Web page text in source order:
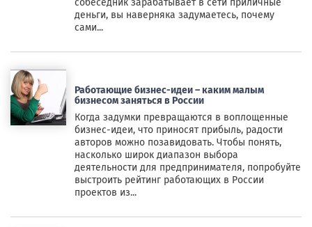
собеседник зарабатывает в сети приличные
деньги, вы наверняка задумаетесь, почему
сами...
Работающие бизнес-идеи – каким малым
бизнесом заняться в России
Когда задумки превращаются в воплощенные
бизнес-идеи, что приносят прибыль, радости
авторов можно позавидовать. Чтобы понять,
насколько широк диапазон выбора
деятельности для предпринимателя, попробуйте
выстроить рейтинг работающих в России
проектов из...